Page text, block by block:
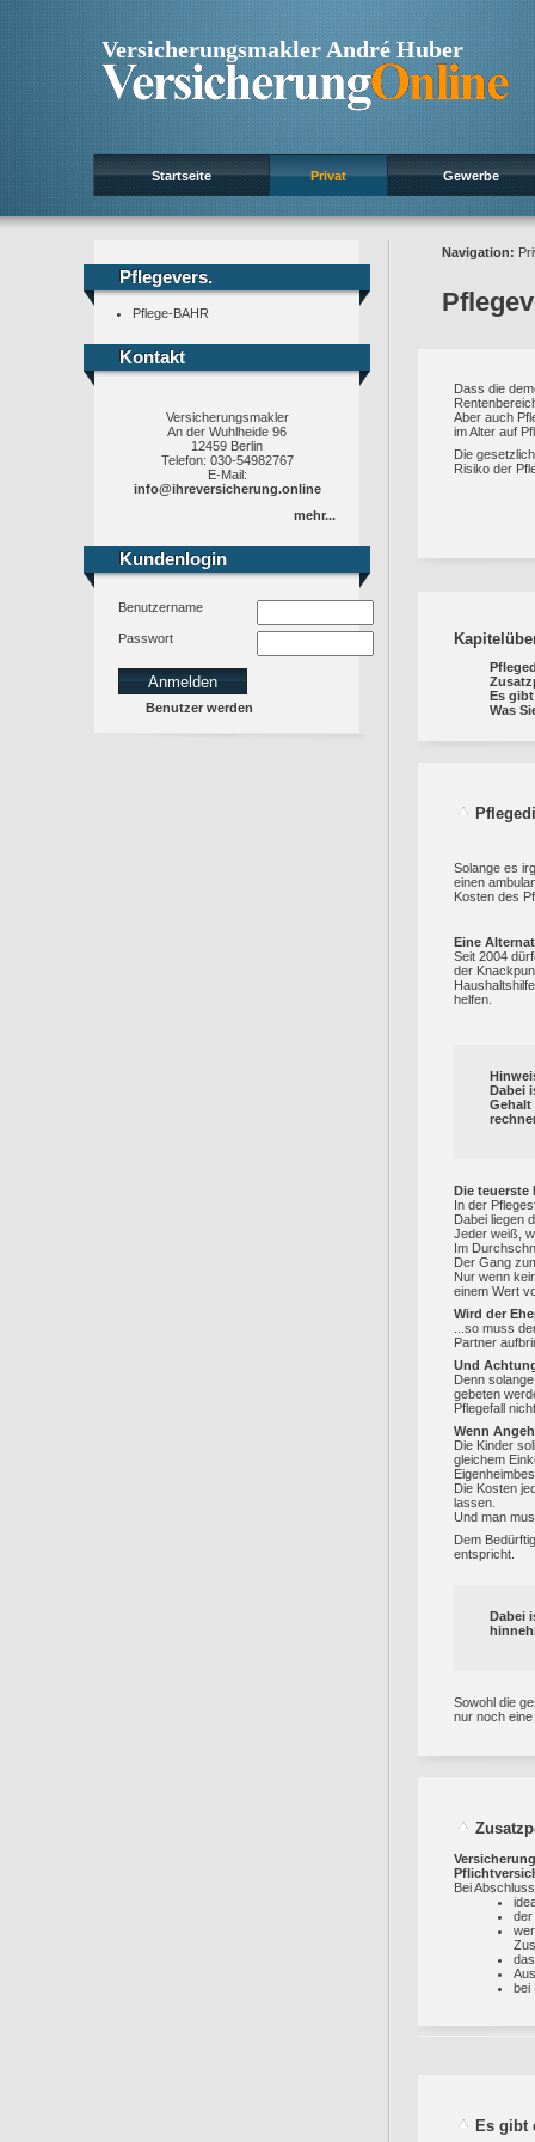
Versicherungsmakler André Huber
Startseite Privat Gewerbe
Pflegevers.
Pflegevers.
Pflege-BAHR
Kontakt
Kontakt
Versicherungsmakler
An der Wuhlheide 96
12459 Berlin
Telefon: 030-54982767
E-Mail:
info@ihreversicherung.online
mehr...
Kundenlogin
Kundenlogin
Benutzername
Passwort
Benutzer werden
Navigation:
Dass die
Aber auch
im Alter auf
Die
Risiko der
Es
Was
Solange es
einen
Kosten des
Eine
Seit 2004
der
helfen.
Dabei
Gehalt
Die teuerste
In der
Dabei liegen
Jeder weiß,
Im
Der Gang
Nur wenn
einem Wert
Wird der
...so muss
Partner
Und
Denn
gebeten
Pflegefall
Wenn
Die Kinder
gleichem
Die Kosten
lassen.
Und man
Dem
entspricht.
Dabei
Sowohl die
nur noch
Bei
der
bei
Es gibt